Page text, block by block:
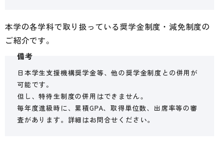
本学の各学科で取り扱っている奨学金制度・減免制度の
ご紹介です。
備考
日本学生支援機構奨学金等、他の奨学金制度との併用が
可能です。
但し、特待生制度の併用はできません。
毎年度進級時に、累積GPA、取得単位数、出席率等の審
査があります。詳細はお問合せください。